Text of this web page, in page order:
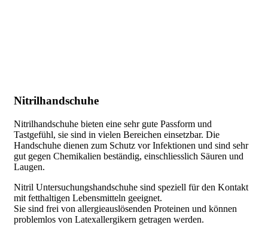
Nitrilhandschuhe
Nitrilhandschuhe bieten eine sehr gute Passform und
Tastgefühl, sie sind in vielen Bereichen einsetzbar. Die
Handschuhe dienen zum Schutz vor Infektionen und sind sehr
gut gegen Chemikalien beständig, einschliesslich Säuren und
Laugen.
Nitril Untersuchungshandschuhe sind speziell für den Kontakt
mit fetthaltigen Lebensmitteln geeignet.
Sie sind frei von allergieauslösenden Proteinen und können
problemlos von Latexallergikern getragen werden.